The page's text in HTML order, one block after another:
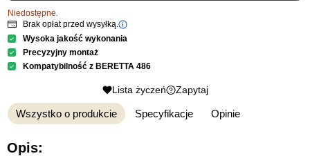
Niedostępne.
Brak opłat przed wysyłką.
Wysoka jakość wykonania
Precyzyjny montaż
Kompatybilność z BERETTA 486
Lista życzeń Zapytaj
Wszystko o produkcie Specyfikacje Opinie
Opis: